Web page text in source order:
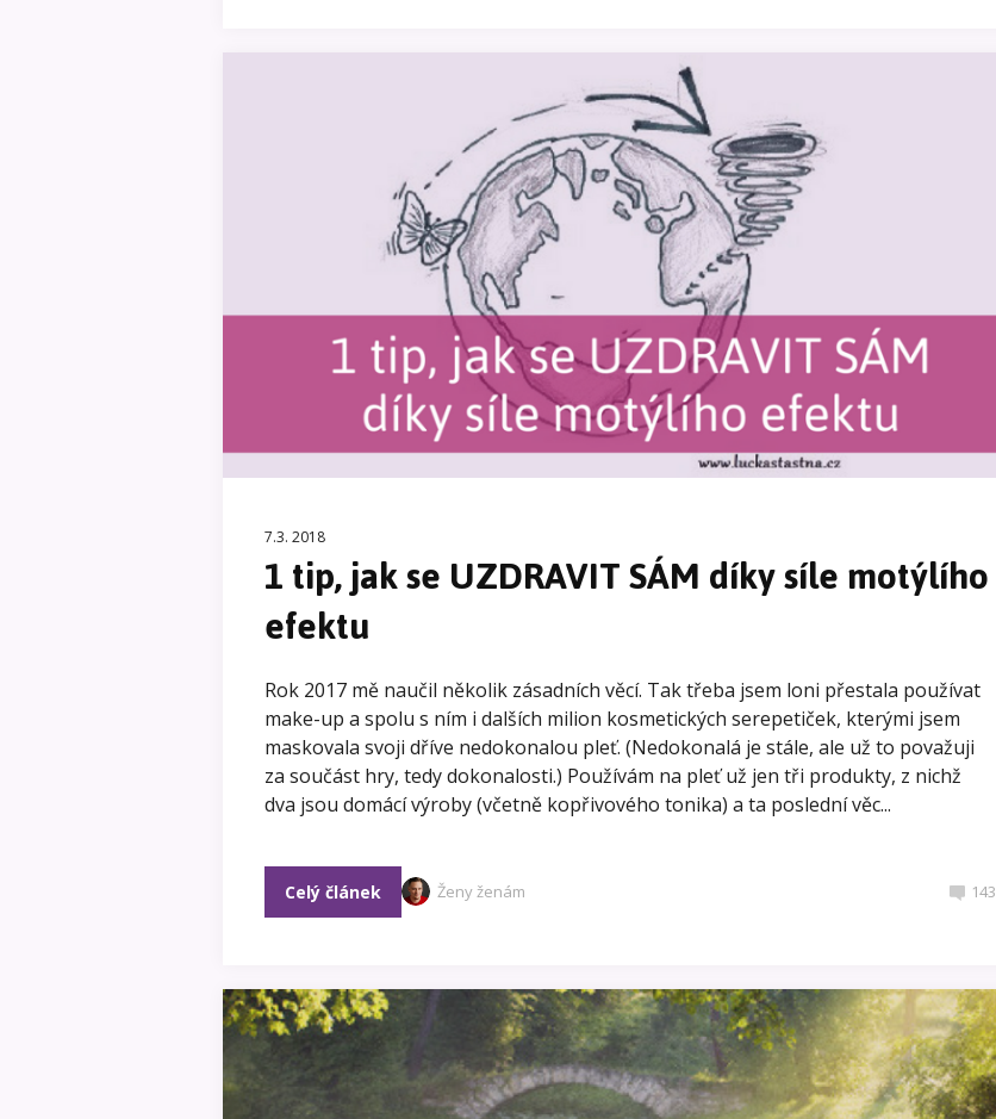
7.3. 2018
1 tip, jak se UZDRAVIT SÁM díky síle motýlího
efektu
Rok 2017 mě naučil několik zásadních věcí. Tak třeba jsem loni přestala používat
make-up a spolu s ním i dalších milion kosmetických serepetiček, kterými jsem
maskovala svoji dříve nedokonalou pleť. (Nedokonalá je stále, ale už to považuji
za součást hry, tedy dokonalosti.) Používám na pleť už jen tři produkty, z nichž
dva jsou domácí výroby (včetně kopřivového tonika) a ta poslední věc...
Celý článek Ženy ženám 143